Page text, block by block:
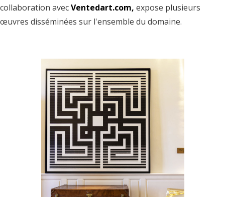
collaboration avecVentedart.com, expose plusieurs
œuvres disséminées sur l'ensemble du domaine.